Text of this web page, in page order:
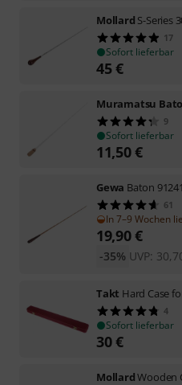
Mollard S-Series
17
Sofort lieferbar
45€
Muramatsu
9
Sofort lieferbar
11,50€
Gewa Baton
61
In 7–9 Wochen
19,90€
UVP:
-35%
Takt Hard Case
4
Sofort lieferbar
30€
MollardWooden